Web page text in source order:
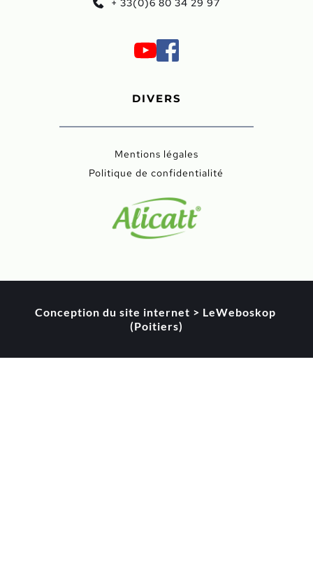
+ 33(0)6 80 34 29 97
DIVERS
Mentions légales
Politique de confidentialité
Conception du site internet > LeWeboskop
(Poitiers)